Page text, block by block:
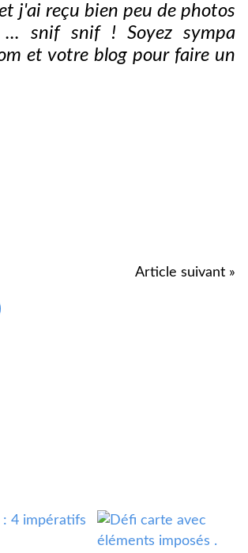
j'ai reçu bien peu de photos
... snif snif ! Soyez sympa
et votre blog pour faire un
Article suivant »